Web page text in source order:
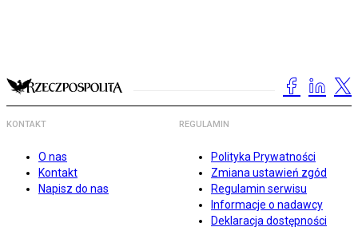
KONTAKT
O nas
Kontakt
Napisz do nas
REGULAMIN
Polityka Prywatności
Zmiana ustawień zgód
Regulamin serwisu
Informacje o nadawcy
Deklaracja dostępności